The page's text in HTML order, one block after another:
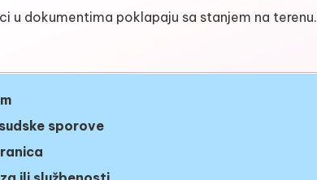
u dokumentima poklapaju sa stanjem na terenu.
sporove